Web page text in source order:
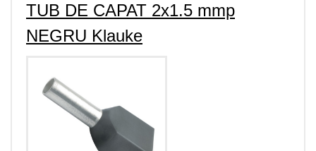
TUB DE CAPAT 2x1.5 mmp
NEGRU Klauke